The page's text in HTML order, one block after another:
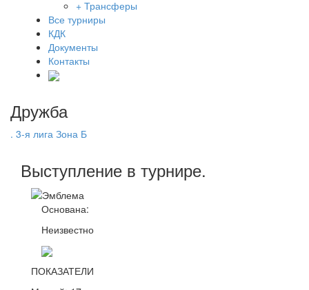
+ Трансферы
Все турниры
КДК
Документы
Контакты
Дружба
. 3-я лига Зона Б
Выступление в турнире.
Основана:
Неизвестно
ПОКАЗАТЕЛИ